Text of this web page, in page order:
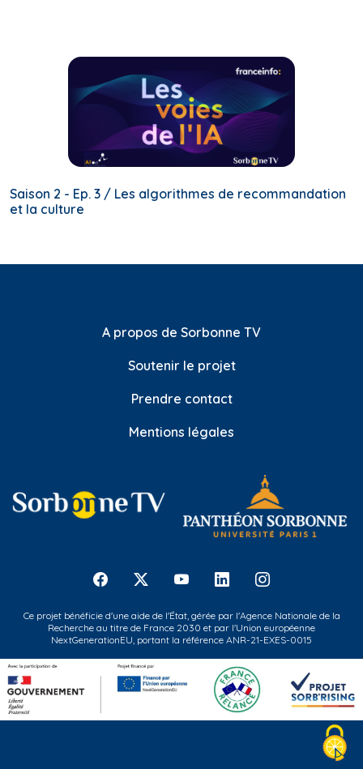
Saison 2 - Ep. 3 / Les algorithmes de recommandation
et la culture
A propos de Sorbonne TV
Soutenir le projet
Prendre contact
Mentions légales
Ce projet bénéficie d'une aide de l'État, gérée par l'Agence Nationale de la
Recherche au titre de France 2030 et par l'Union européenne
NextGenerationEU, portant la référence ANR-21-EXES-0015